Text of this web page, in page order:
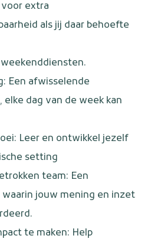
extra
als jij daar behoefte
Een afwisselende
dag van de week kan
Leer en ontwikkel jezelf
setting
team: Een
jouw mening en inzet
te maken: Help